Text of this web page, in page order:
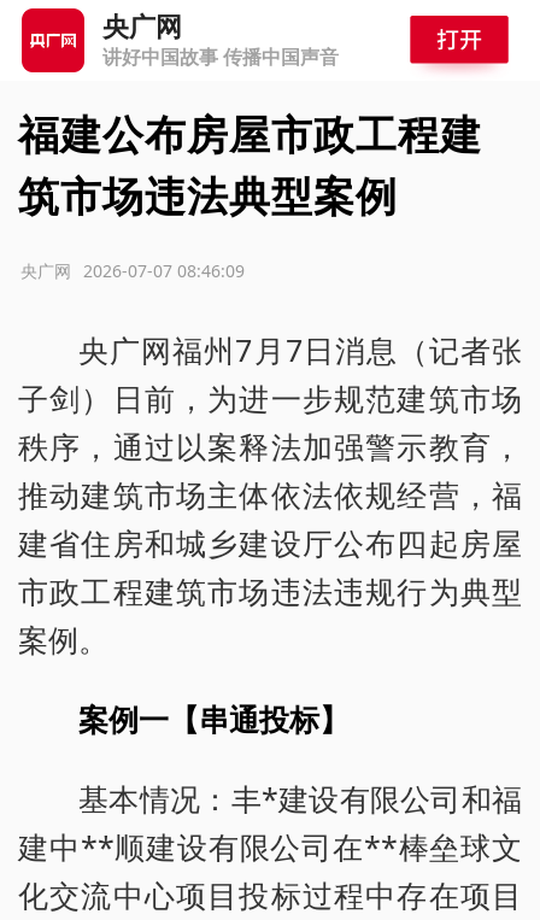
央广网
讲好中国故事 传播中国声音
福建公布房屋市政工程建
筑市场违法典型案例
2026-07-07 08:46:09
央广网
央广网福州7月7日消息（记者张
子剑）日前，为进一步规范建筑市场
秩序，通过以案释法加强警示教育，
推动建筑市场主体依法依规经营，福
建省住房和城乡建设厅公布四起房屋
市政工程建筑市场违法违规行为典型
案例。
案例一【串通投标】
基本情况：丰*建设有限公司和福
建中**顺建设有限公司在**棒垒球文
化交流中心项目投标过程中存在项目